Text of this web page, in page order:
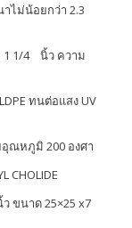
ม่น้อยกว่า 2.3
1/4 นิ้ว ความ
ทนต่อแสง UV
ณหภูมิ 200 องศา
CHOLIDE
ขนาด 25×25 x7